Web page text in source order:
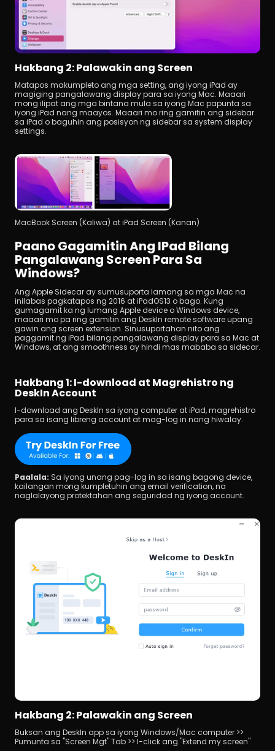
Hakbang 2: Palawakin ang Screen
Matapos makumpleto ang mga setting, ang iyong iPad ay
magiging pangalawang display para sa iyong Mac. Maaari
mong ilipat ang mga bintana mula sa iyong Mac papunta sa
iyong iPad nang maayos. Maaari mo ring gamitin ang sidebar
sa iPad o baguhin ang posisyon ng sidebar sa system display
settings.
MacBook Screen (Kaliwa) at iPad Screen (Kanan)
Paano Gagamitin Ang IPad Bilang
Pangalawang Screen Para Sa
Windows?
Ang Apple Sidecar ay sumusuporta lamang sa mga Mac na
inilabas pagkatapos ng 2016 at iPadOS13 o bago. Kung
gumagamit ka ng lumang Apple device o Windows device,
maaari mo pa ring gamitin ang DeskIn remote software upang
gawin ang screen extension. Sinusuportahan nito ang
paggamit ng iPad bilang pangalawang display para sa Mac at
Windows, at ang smoothness ay hindi mas mababa sa sidecar.
Hakbang 1: I-download at Magrehistro ng
DeskIn Account
I-download ang DeskIn sa iyong computer at iPad, magrehistro
para sa isang libreng account at mag-log in nang hiwalay.
Paalala: Sa iyong unang pag-log in sa isang bagong device,
kailangan mong kumpletuhin ang email verification, na
naglalayong protektahan ang seguridad ng iyong account.
Hakbang 2: Palawakin ang Screen
Buksan ang DeskIn app sa iyong Windows/Mac computer >>
Pumunta sa "Screen Mgt" Tab >> I-click ang "Extend my screen"